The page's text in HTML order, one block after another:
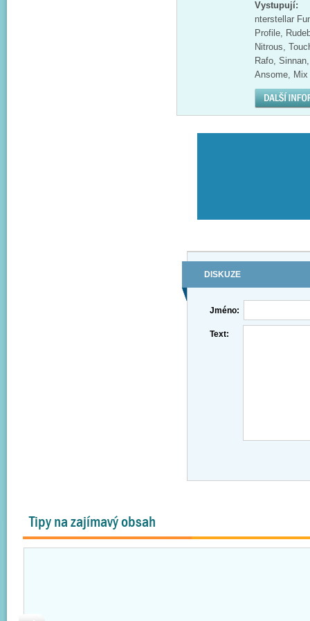
Vystupují:
nterstellar
Profile,
Nitrous,
Rafo,
Ansome,
DISKUZE
Jméno:
Text:
Tipy na zajímavý obsah